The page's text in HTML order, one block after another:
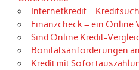
Internetkredit –
Finanzcheck – ein Online
Sind Online Kredit-
Bonitätsanforderungen
Kredit mit